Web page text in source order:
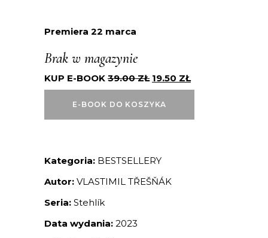
Premiera 22 marca
Brak w magazynie
KUP E-BOOK 39.00ZŁ 19.50 ZŁ
E-BOOK DO KOSZYKA
Kategoria: BESTSELLERY
Autor: VLASTIMIL TŘEŠŇÁK
Seria: Stehlík
Data wydania: 2023